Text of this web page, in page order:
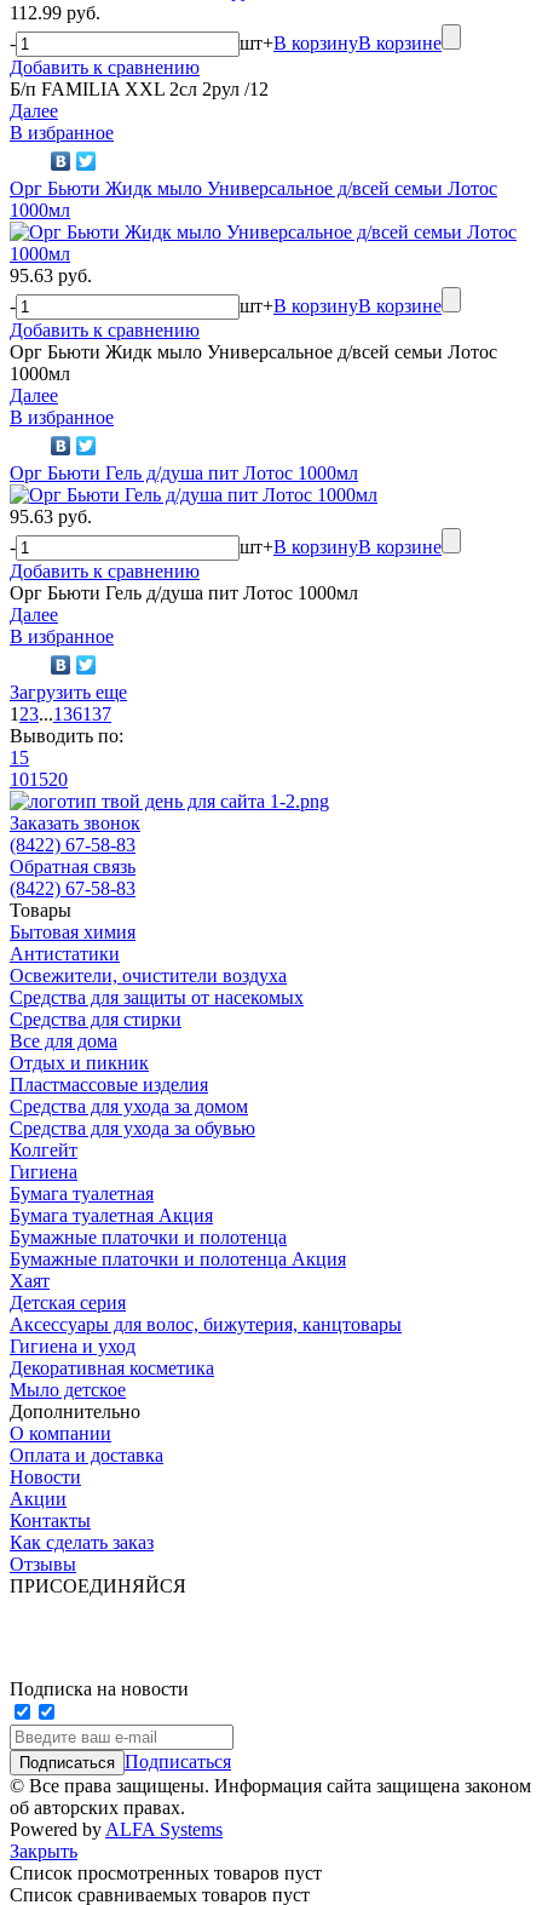
112.99 руб.
-
шт+В корзинуВ корзине
Добавить к сравнению
Б/п FAMILIA XXL 2сл 2рул /12
Далее
В избранное
Орг Бьюти Жидк мыло Универсальное д/всей семьи Лотос
1000мл
95.63 руб.
-
шт+В корзинуВ корзине
Добавить к сравнению
Орг Бьюти Жидк мыло Универсальное д/всей семьи Лотос
1000мл
Далее
В избранное
Орг Бьюти Гель д/душа пит Лотос 1000мл
95.63 руб.
-
шт+В корзинуВ корзине
Добавить к сравнению
Орг Бьюти Гель д/душа пит Лотос 1000мл
Далее
В избранное
Загрузить еще
1 23...136137
Выводить по:
15
101520
Заказать звонок
(8422) 67-58-83
Обратная связь
(8422) 67-58-83
Товары
Бытовая химия
Антистатики
Освежители, очистители воздуха
Средства для защиты от насекомых
Средства для стирки
Все для дома
Отдых и пикник
Пластмассовые изделия
Средства для ухода за домом
Средства для ухода за обувью
Колгейт
Гигиена
Бумага туалетная
Бумага туалетная Акция
Бумажные платочки и полотенца
Бумажные платочки и полотенца Акция
Хаят
Детская серия
Аксессуары для волос, бижутерия, канцтовары
Гигиена и уход
Декоративная косметика
Мыло детское
Дополнительно
О компании
Оплата и доставка
Новости
Акции
Контакты
Как сделать заказ
Отзывы
ПРИСОЕДИНЯЙСЯ
Подписка на новости
Подписаться
© Все права защищены. Информация сайта защищена законом
об авторских правах.
Powered by ALFA Systems
Закрыть
Список просмотренных товаров пуст
Список сравниваемых товаров пуст